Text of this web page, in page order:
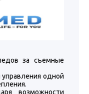
за съемные
одной
возможности